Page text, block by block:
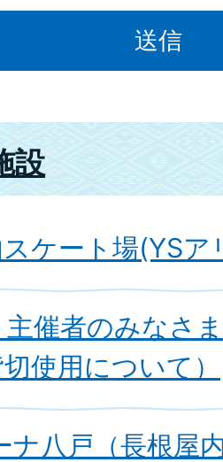
設
ケート場(YSア
催者のみなさ
使用について）
ナ八戸（長根屋